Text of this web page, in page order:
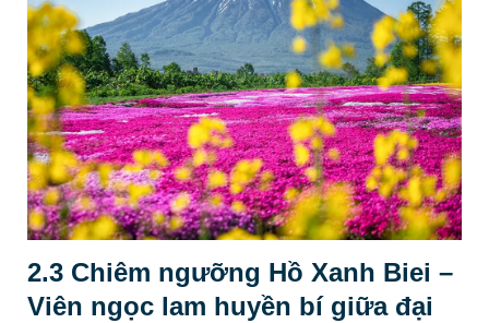
2.3 Chiêm ngưỡng Hồ Xanh Biei –
Viên ngọc lam huyền bí giữa đại